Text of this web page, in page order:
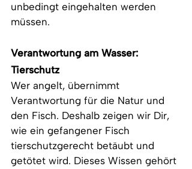
unbedingt eingehalten werden
müssen.
Verantwortung am Wasser:
Tierschutz
Wer angelt, übernimmt
Verantwortung für die Natur und
den Fisch. Deshalb zeigen wir Dir,
wie ein gefangener Fisch
tierschutzgerecht betäubt und
getötet wird. Dieses Wissen gehört